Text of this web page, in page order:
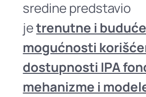
sredine predstavio
jetrenutne i buduće
mogućnosti
dostupnosti IPA
mehanizme i